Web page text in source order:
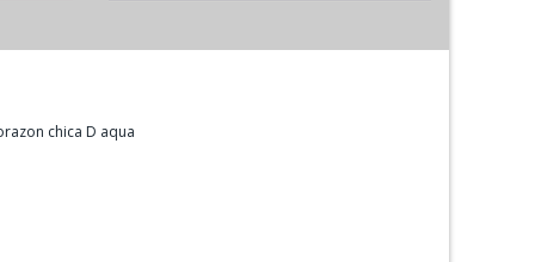
chica D aqua